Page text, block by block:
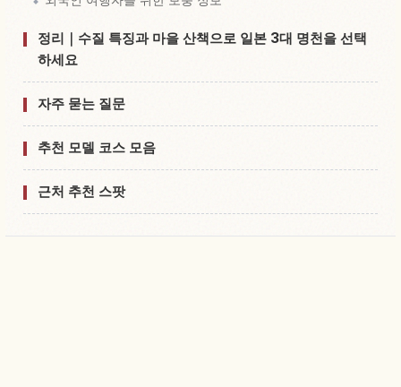
정리｜수질 특징과 마을 산책으로 일본 3대 명천을 선택
하세요
자주 묻는 질문
추천 모델 코스 모음
근처 추천 스팟